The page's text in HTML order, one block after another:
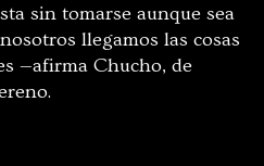
sin tomarse aunque sea
llegamos las cosas
—afirma Chucho, de